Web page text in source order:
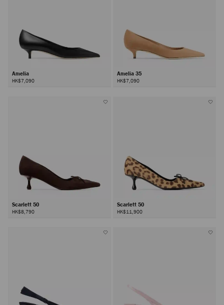
Amelia
HK$7,090
Amelia 35
HK$7,090
Scarlett 50
HK$8,790
Scarlett 50
HK$11,900